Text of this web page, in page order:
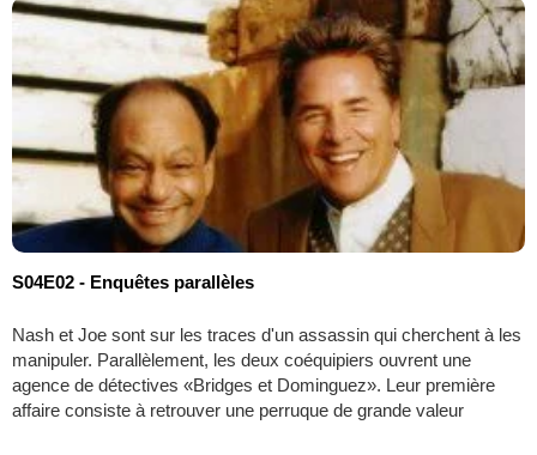
S04E02 - Enquêtes parallèles
Nash et Joe sont sur les traces d'un assassin qui cherchent à les
manipuler. Parallèlement, les deux coéquipiers ouvrent une
agence de détectives «Bridges et Dominguez». Leur première
affaire consiste à retrouver une perruque de grande valeur